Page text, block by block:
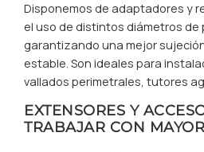
Disponemos de adaptadores y
el uso de distintos diámetros
garantizando una mejor
estable. Son ideales para
vallados perimetrales, tutores
EXTENSORES Y
TRABAJAR CON